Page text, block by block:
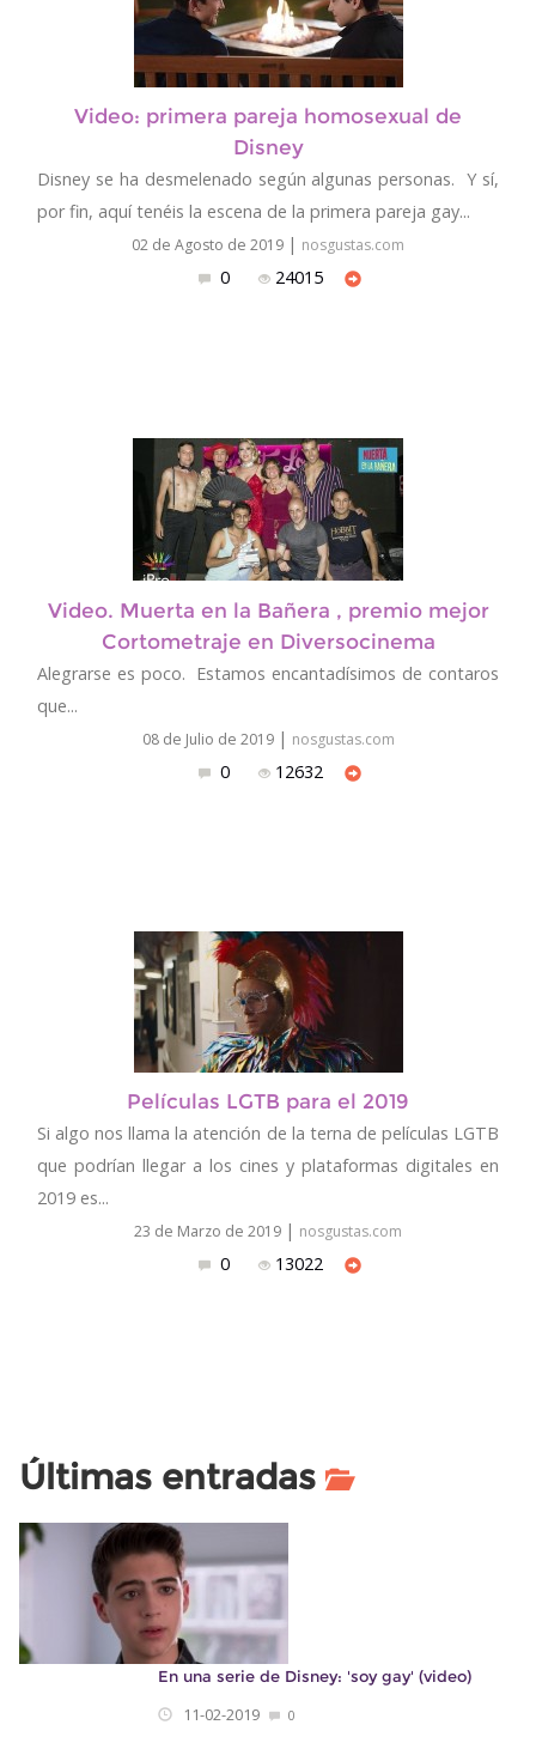
Video: primera pareja homosexual de
Disney
Disney se ha desmelenado según algunas personas. Y sí,
por fin, aquí tenéis la escena de la primera pareja gay...
02 de Agosto de 2019 | nosgustas.com
0 24015
Video. Muerta en la Bañera , premio mejor
Cortometraje en Diversocinema
Alegrarse es poco. Estamos encantadísimos de contaros
que...
08 de Julio de 2019 | nosgustas.com
0 12632
Películas LGTB para el 2019
Si algo nos llama la atención de la terna de películas LGTB
que podrían llegar a los cines y plataformas digitales en
2019 es...
23 de Marzo de 2019 | nosgustas.com
0 13022
Últimas entradas
En una serie de Disney: 'soy gay' (video)
11-02-2019 0